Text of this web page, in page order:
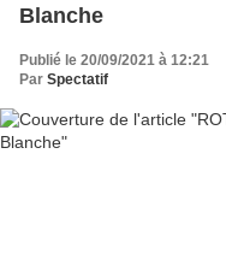
Blanche
Publié le 20/09/2021 à 12:21
Par Spectatif